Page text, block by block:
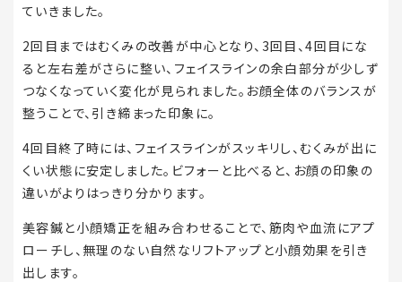
ていきました。
2回目まではむくみの改善が中心となり、3回目、4回目にな
ると左右差がさらに整い、フェイスラインの余白部分が少しず
つなくなっていく変化が見られました。お顔全体のバランスが
整うことで、引き締まった印象に。
4回目終了時には、フェイスラインがスッキリし、むくみが出に
くい状態に安定しました。ビフォーと比べると、お顔の印象の
違いがよりはっきり分かります。
美容鍼と小顔矯正を組み合わせることで、筋肉や血流にアプ
ローチし、無理のない自然なリフトアップと小顔効果を引き
出します。